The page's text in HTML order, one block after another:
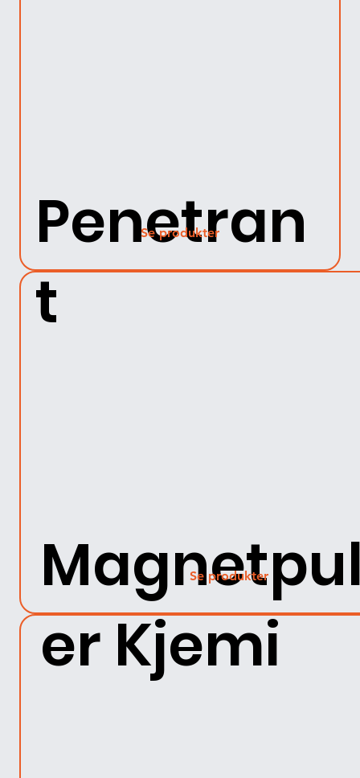
Penetran
t
Se produkter
er Kjemi
Se produkter